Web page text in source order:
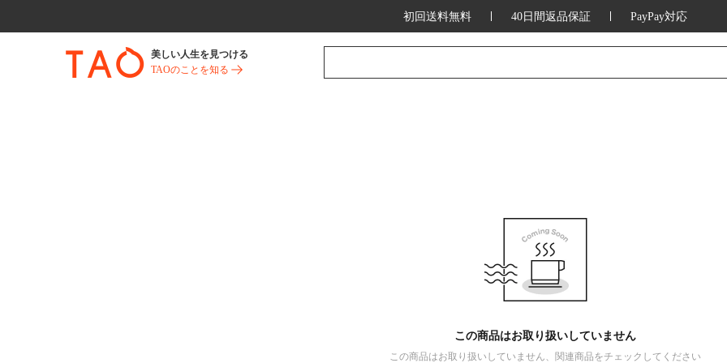
初回送料無料 40日間返品保証 PayPay対応
美しい人生を見つける
TAOのことを知る
この商品はお取り扱いしていません
この商品はお取り扱いしていません、関連商品をチェックしてください